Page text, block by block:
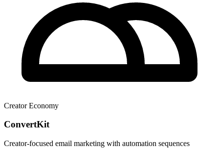
Creator Economy
ConvertKit
Creator-focused email marketing with automation sequences